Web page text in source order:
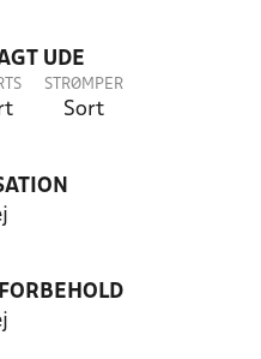
UDE
STRØMPER
Sort